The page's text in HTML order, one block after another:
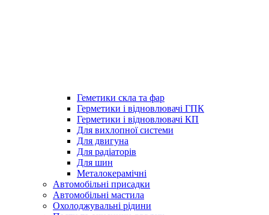
Геметики скла та фар
Герметики і відновлювачі ГПК
Герметики і відновлювачі КП
Для вихлопної системи
Для двигуна
Для радіаторів
Для шин
Металокерамічні
Автомобільні присадки
Автомобільні мастила
Охолоджувальні рідини